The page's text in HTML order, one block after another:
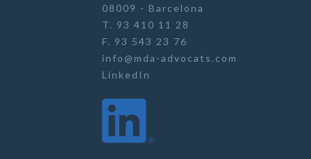
08009 - Barcelona
T. 93 410 11 28
F. 93 543 23 76
info@mda-advocats.com
LinkedIn